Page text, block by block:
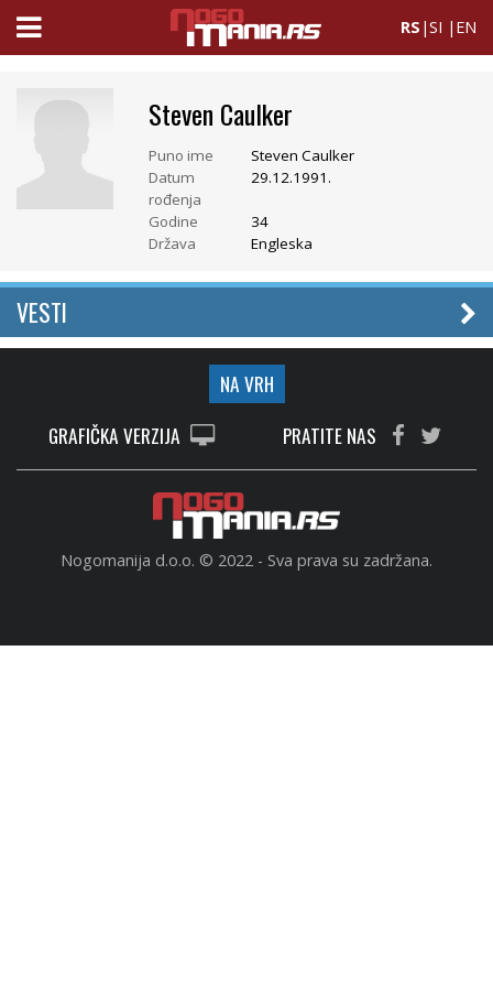
RS |SI | EN
Steven Caulker
Puno ime
Steven Caulker
Datum
rođenja
29.12.1991.
Godine
34
Država
Engleska
VESTI
NA VRH
GRAFIČKA VERZIJA
PRATITE NAS
Nogomanija d.o.o. © 2022 - Sva prava su zadržana.